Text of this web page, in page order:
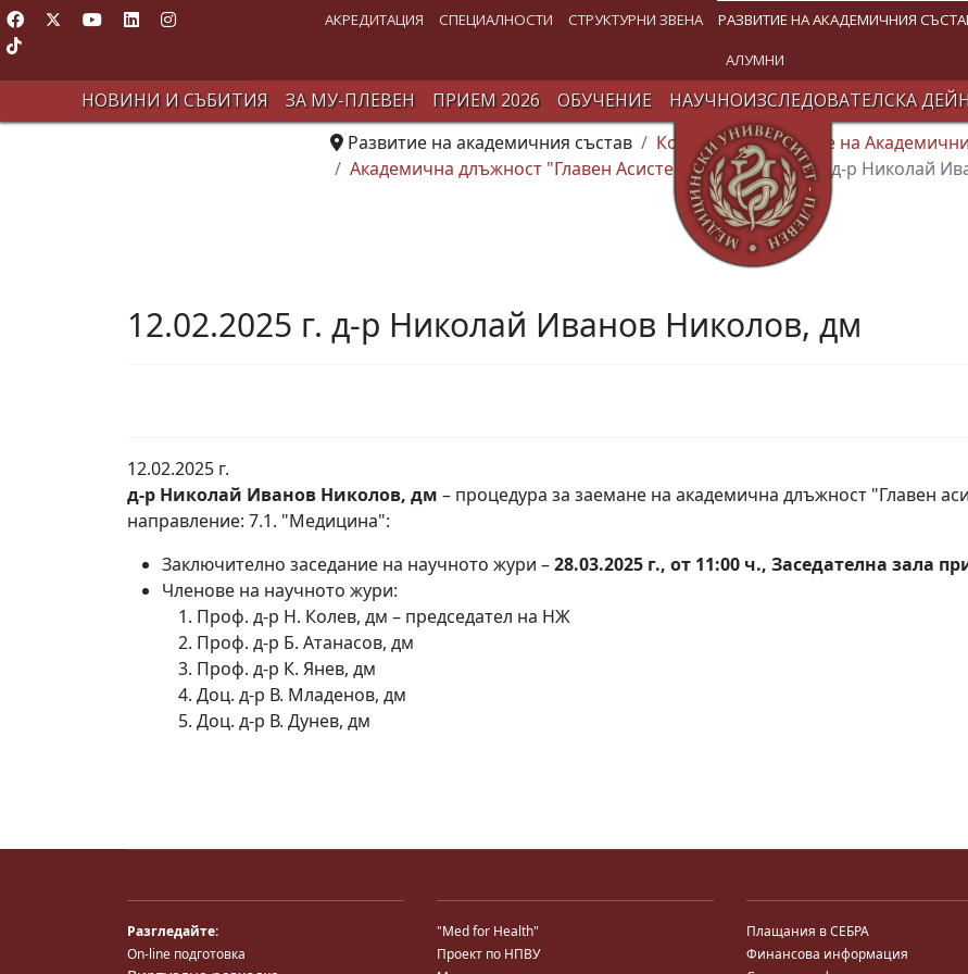
АКРЕДИТАЦИЯ СПЕЦИАЛНОСТИ СТРУКТУРНИ ЗВЕНА РАЗВИТИЕ НА АКАДЕМИЧНИЯ
АЛУМНИ
НОВИНИ И СЪБИТИЯ ЗА МУ-ПЛЕВЕН ПРИЕМ 2026 ОБУЧЕНИЕ НАУЧНОИЗСЛЕДОВАТЕЛСКА
Развитие на академичния състав
Конкурси за заемане на
Академична длъжност "Главен Асистент"
12.02.2025 г. д-р Николай
12.02.2025 г. д-р Николай Иванов Николов, дм
12.02.2025 г.
д-р Николай Иванов Николов, дм – процедура за заемане на академична длъжност "Главен
направление: 7.1. "Медицина":
Заключително заседание на научното жури –28.03.2025 г., от 11:00 ч., Заседателна зала
Членове на научното жури:
Проф. д-р Н. Колев, дм – председател на НЖ
Проф. д-р Б. Атанасов, дм
Проф. д-р К. Янев, дм
Доц. д-р В. Младенов, дм
Доц. д-р В. Дунев, дм
Разгледайте:
On-line подготовка
"Med for Health"
Проект по НПВУ
Плащания в СЕБРА
Финансова информация